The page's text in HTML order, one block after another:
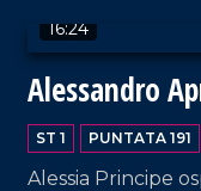
16:24
Alessandro
ST 1 PUNTATA 191
Alessia Principe
VAI AL TITOLO